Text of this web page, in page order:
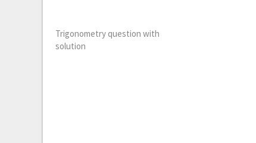
Trigonometry question with
solution